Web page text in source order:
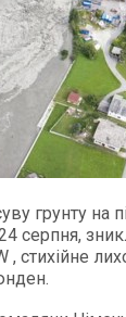
грунту на
серпня,
, стихійне